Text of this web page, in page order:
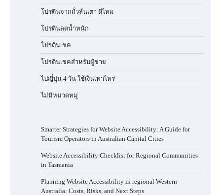
โปรตีนจากถั่วลันเตา ดีไหม
โปรตีนลดน้ำหนัก
โปรตีนเชค
โปรตีนเชคสำหรับผู้ชาย
ไปญี่ปุ่น 4 วัน ใช้เงินเท่าไหร่
ไม่มีหมวดหมู่
Smarter Strategies for Website Accessibility: A Guide for
Tourism Operators in Australian Capital Cities
Website Accessibility Checklist for Regional Communities
in Tasmania
Planning Website Accessibility in regional Western
Australia: Costs, Risks, and Next Steps